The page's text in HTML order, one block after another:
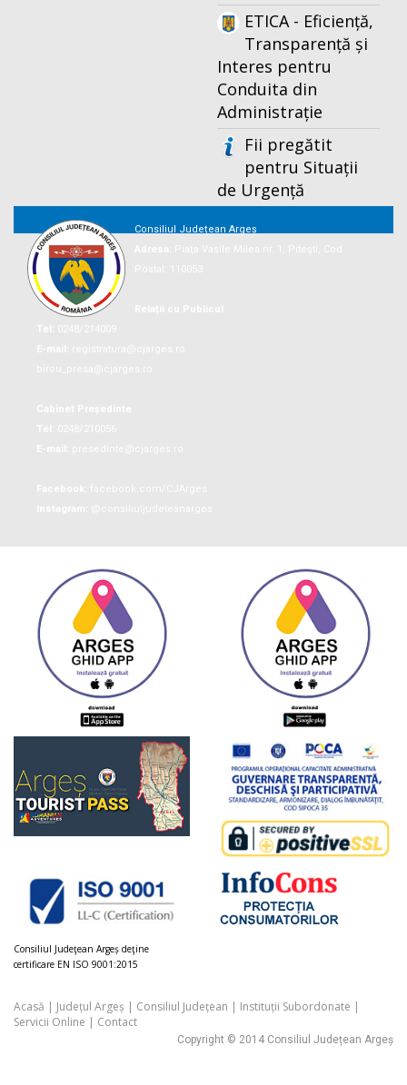
ETICA - Eficiență,
Transparență și
Interes pentru
Conduita din
Administrație
Fii pregătit
pentru Situații
de Urgență
Consiliul Județean Argeș
Consiliul Judeţean Argeș deţine
certificare EN ISO 9001:2015
Acasă | Județul Argeș | Consiliul Județean | Instituții Subordonate |
Servicii Online | Contact
Copyright © 2014 Consiliul Județean Argeș